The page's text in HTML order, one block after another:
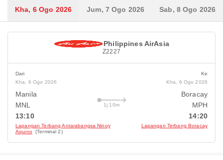
Kha, 6 Ogo 2026 Jum, 7 Ogo 2026 Sab, 8 Ogo 2026
Philippines AirAsia
Z2227
Dari
Kha, 6 Ogo 2026
Manila
MNL
13:10
Lapangan Terbang Antarabangsa Ninoy
Aquino (Terminal 2)
1j 10m
Ke
Kha, 6 Ogo 2026
Boracay
MPH
14:20
Lapangan Terbang Boracay